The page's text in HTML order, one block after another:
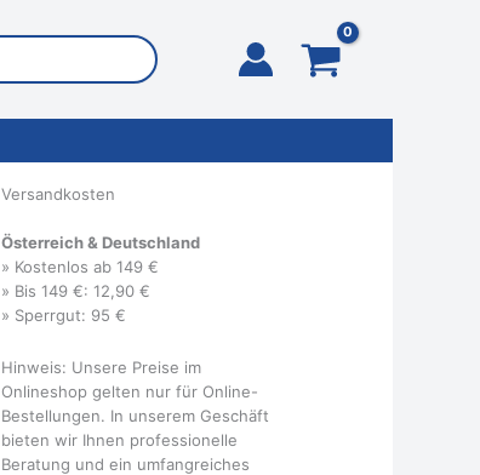
Versandkosten
Österreich & Deutschland
» Kostenlos ab 149 €
» Bis 149 €: 12,90 €
» Sperrgut: 95 €
Hinweis: Unsere Preise im
Onlineshop gelten nur für Online-
Bestellungen. In unserem Geschäft
bieten wir Ihnen professionelle
Beratung und ein umfangreiches